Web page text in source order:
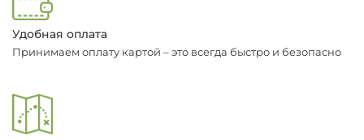
Удобная оплата
Принимаем оплату картой – это всегда быстро и безопасно